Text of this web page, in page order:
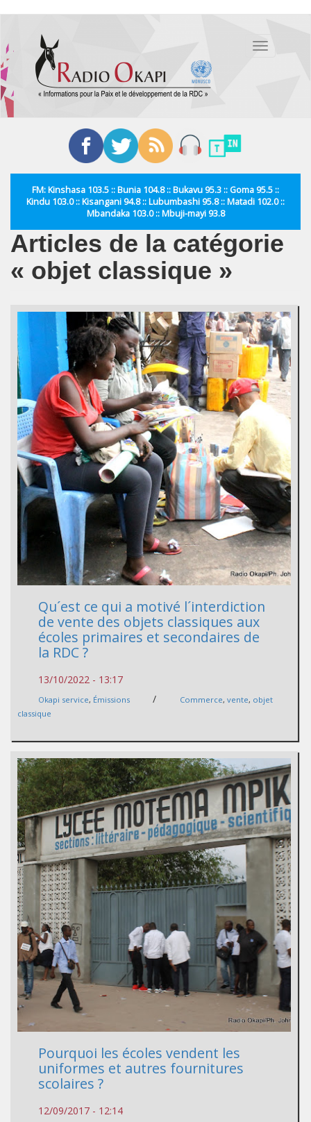
contenu
principal
Toggle
FM: Kinshasa 103.5 :: Bunia 104.8 :: Bukavu 95.3 :: Goma 95.5 ::
Kindu 103.0 :: Kisangani 94.8 :: Lubumbashi 95.8 :: Matadi 102.0 ::
Mbandaka 103.0 :: Mbuji-mayi 93.8
Articles de la catégorie
« objet classique »
Qu´est ce qui a motivé l´interdiction
de vente des objets classiques aux
écoles primaires et secondaires de
la RDC ?
13/10/2022 - 13:17
Okapi service, Émissions / Commerce, vente, objet
classique
Pourquoi les écoles vendent les
uniformes et autres fournitures
scolaires ?
12/09/2017 - 12:14